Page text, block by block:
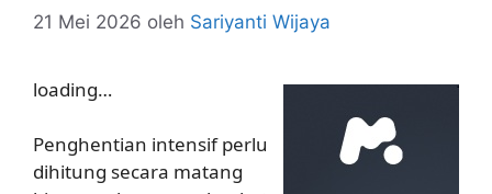
21 Mei 2026 oleh Sariyanti Wijaya
loading…
Penghentian intensif perlu
dihitung secara matang